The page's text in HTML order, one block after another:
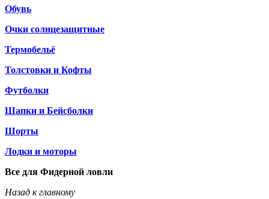
Обувь
Очки солнцезащитные
Термобельё
Толстовки и Кофты
Футболки
Шапки и Бейсболки
Шорты
Лодки и моторы
Все для Фидерной ловли
Назад к главному